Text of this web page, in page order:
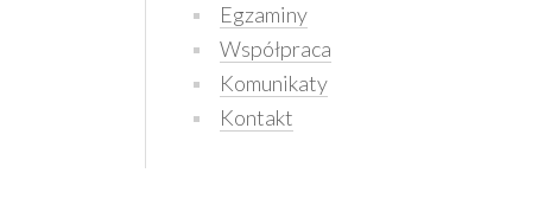
Egzaminy
Współpraca
Komunikaty
Kontakt